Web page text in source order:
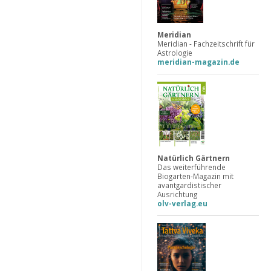
Meridian
Meridian - Fachzeitschrift für
Astrologie
meridian-magazin.de
Natürlich Gärtnern
Das weiterführende
Biogarten-Magazin mit
avantgardistischer
Ausrichtung
olv-verlag.eu